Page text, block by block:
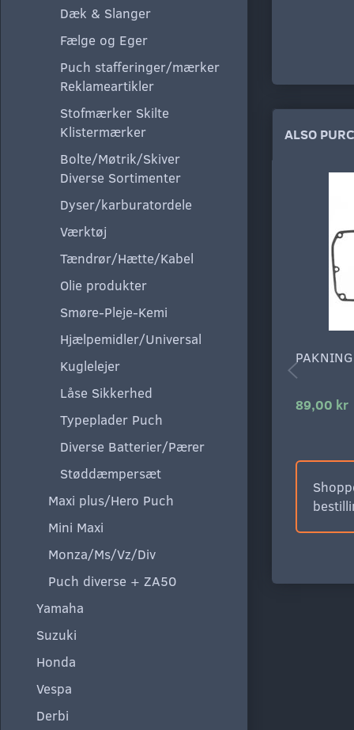
Dæk & Slanger
Fælge og Eger
Puch stafferinger/mærker
Reklameartikler
Stofmærker Skilte
Klistermærker
Bolte/Møtrik/Skiver
Diverse Sortimenter
Dyser/karburatordele
Værktøj
Tændrør/Hætte/Kabel
Olie produkter
Smøre-Pleje-Kemi
Hjælpemidler/Universal
Kuglelejer
Låse Sikkerhed
Typeplader Puch
Diverse Batterier/Pærer
Støddæmpersæt
Maxi plus/Hero Puch
Mini Maxi
Monza/Ms/Vz/Div
Puch diverse + ZA50
Yamaha
Suzuki
Honda
Vespa
Derbi
ALSO
89,00 kr